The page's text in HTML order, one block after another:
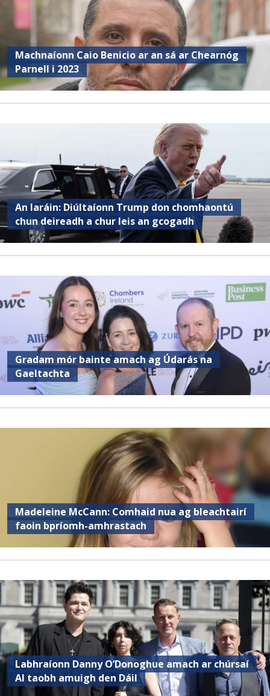
Machnaíonn Caio Benicio ar an sá ar Chearnóg
Parnell i 2023
An Iaráin: Diúltaíonn Trump don chomhaontú
chun deireadh a chur leis an gcogadh
Gradam mór bainte amach ag Údarás na
Gaeltachta
Madeleine McCann: Comhaid nua ag bleachtairí
faoin bpríomh-amhrastach
Labhraíonn Danny O’Donoghue amach ar chúrsaí
AI taobh amuigh den Dáil